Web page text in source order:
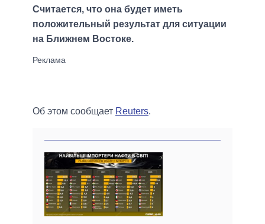
Считается, что она будет иметь
положительный результат для ситуации
на Ближнем Востоке.
Об этом сообщает Reuters.